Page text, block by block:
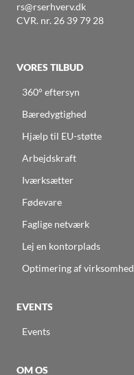
rs@rserhverv.dk
CVR. nr. 26 39 79 28
VORES TILBUD
360° eftersyn
Bæredygtighed
Hjælp til EU-støtte
Arbejdskraft
Iværksætter
Fødevare
Faglige netværk
Lej en kontorplads
Optimering af virksomhed
EVENTS
Events
OM OS